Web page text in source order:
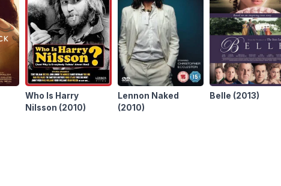
Who Is Harry
Nilsson (2010)
Lennon Naked
(2010)
Belle (2013)